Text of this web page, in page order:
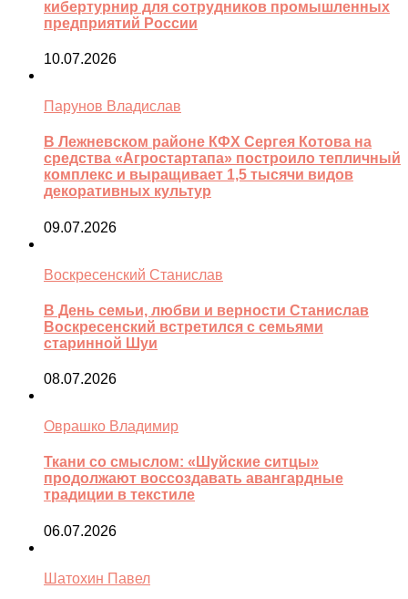
кибертурнир для сотрудников промышленных
предприятий России
10.07.2026
Парунов Владислав
В Лежневском районе КФХ Сергея Котова на
средства «Агростартапа» построило тепличный
комплекс и выращивает 1,5 тысячи видов
декоративных культур
09.07.2026
Воскресенский Станислав
В День семьи, любви и верности Станислав
Воскресенский встретился с семьями
старинной Шуи
08.07.2026
Оврашко Владимир
Ткани со смыслом: «Шуйские ситцы»
продолжают воссоздавать авангардные
традиции в текстиле
06.07.2026
Шатохин Павел